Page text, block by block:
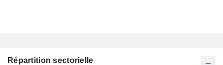
Répartition sectorielle